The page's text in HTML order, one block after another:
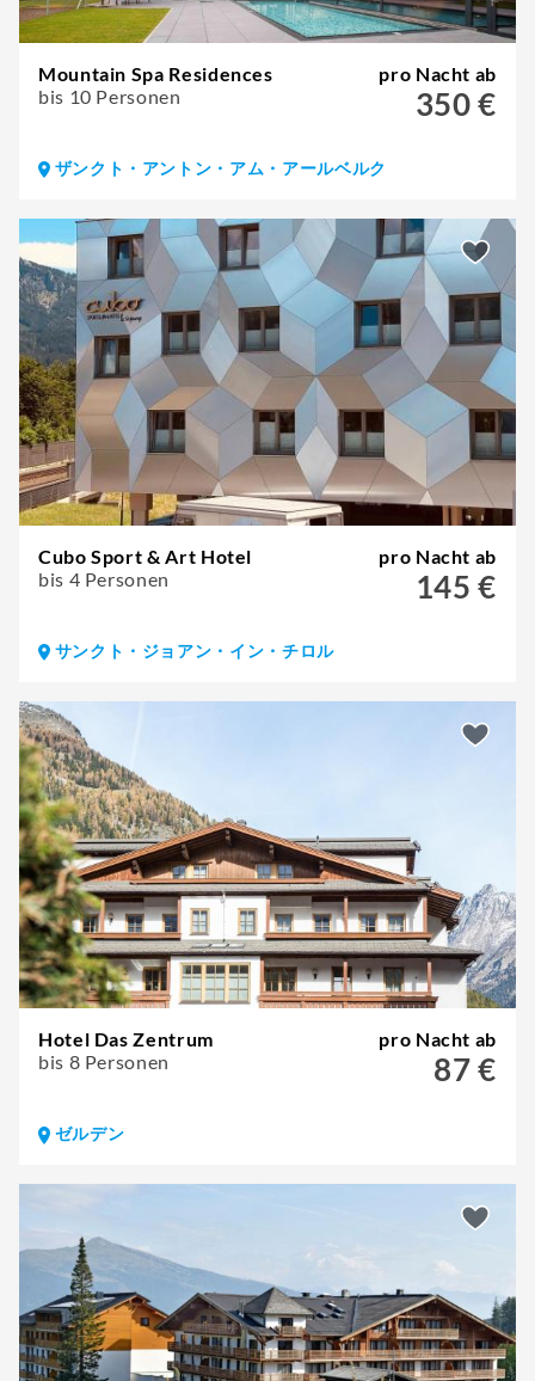
Mountain Spa Residences
bis 10 Personen
pro Nacht ab
350 €
ザンクト・アントン・アム・アールベルク
Cubo Sport & Art Hotel
bis 4 Personen
pro Nacht ab
145 €
サンクト・ジョアン・イン・チロル
Hotel Das Zentrum
bis 8 Personen
pro Nacht ab
87 €
ゼルデン